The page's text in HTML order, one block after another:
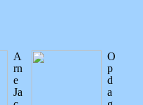
A
rn
e
Ja
O
p
d
a